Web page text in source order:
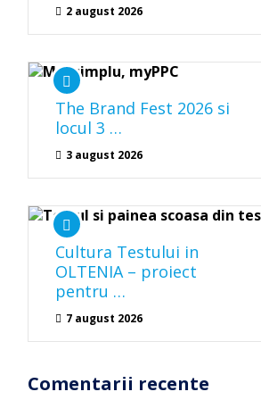
2 august 2026
The Brand Fest 2026 si
locul 3 …
3 august 2026
Cultura Testului in
OLTENIA – proiect
pentru …
7 august 2026
Comentarii recente